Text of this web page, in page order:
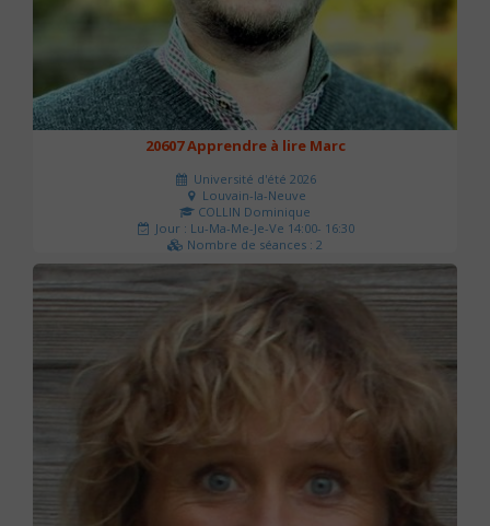
20607 Apprendre à lire Marc
Université d'été 2026
Louvain-la-Neuve
COLLIN Dominique
Jour : Lu-Ma-Me-Je-Ve 14:00- 16:30
Nombre de séances : 2
51 €